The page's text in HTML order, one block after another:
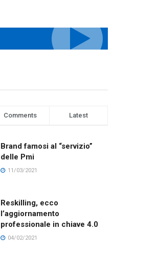
Comments Latest
Brand famosi al “servizio”
delle Pmi
11/03/2021
Reskilling, ecco
l’aggiornamento
professionale in chiave 4.0
04/02/2021